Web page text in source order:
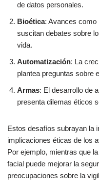
de datos personales.
Bioética: Avances como
suscitan debates sobre
vida.
Automatización: La
plantea preguntas sobre
Armas: El desarrollo de
presenta dilemas éticos
Estos desafíos subrayan la
implicaciones éticas de los
Por ejemplo, mientras que
facial puede mejorar la
preocupaciones sobre la